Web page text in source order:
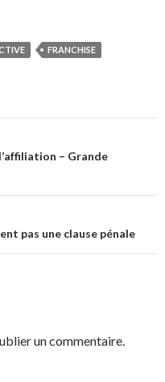
FRANCHISE
– Grande
pas une clause pénale
un commentaire.